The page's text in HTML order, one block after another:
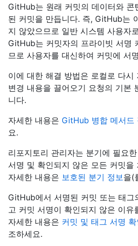
GitHub는 원래 커밋의 데이터와 콘
된 커밋을 만듭니다. 즉, GitHub는
지 않았으므로 일반 시스템 사용자
GitHub는 커밋자의 프라이빗 서명
므로 사용자를 대신하여 커밋에 서
이에 대한 해결 방법은 로컬로 다시
변경 내용을 끌어오기 요청의 기본
니다.
자세한 내용은 GitHub 병합 메서드
요.
리포지토리 관리자는 분기에 필요
서명 및 확인되지 않은 모든 커밋을
자세한 내용은 보호된 분기 정보 을(
GitHub에서 서명된 커밋 또는 태그
고 커밋 서명이 확인되지 않은 이유
자세한 내용은 커밋 및 태그 서명
조하세요.